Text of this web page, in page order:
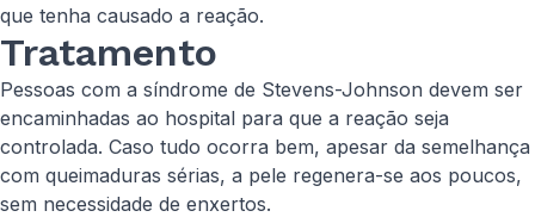
que tenha causado a reação.
Tratamento
Pessoas com a síndrome de Stevens-Johnson devem ser
encaminhadas ao hospital para que a reação seja
controlada. Caso tudo ocorra bem, apesar da semelhança
com queimaduras sérias, a pele regenera-se aos poucos,
sem necessidade de enxertos.